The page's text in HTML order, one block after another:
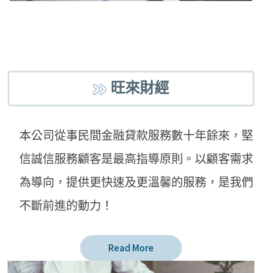
旺來財經
本公司從事民間金融貸款服務數十年餘來，堅
信誠信服務顧客是最高指導原則。以顧客需求
為導向，提供更快速及更溫馨的服務，是我們
不斷前進的動力！
Read More